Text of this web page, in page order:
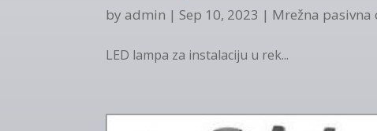
byadmin |Sep 10, 2023 | Mrežna pasivna
LED lampa za instalaciju u rek...